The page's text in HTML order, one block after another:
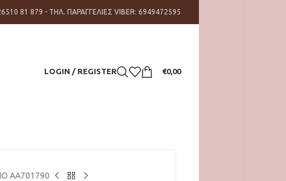
81 879 - ΤΗΛ. ΠΑΡΑΓΓΕΛΙΕΣ VIBER: 6949472595
LOGIN / REGISTER €0,00
AA701790